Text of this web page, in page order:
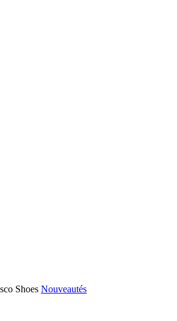
Nouveautés